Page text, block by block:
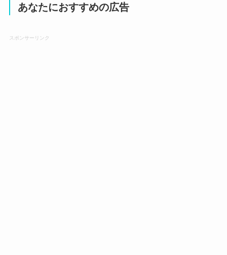
あなたにおすすめの広告
スポンサーリンク